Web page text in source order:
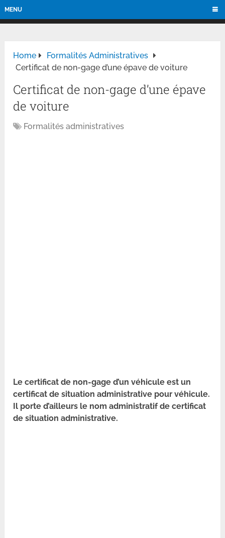
MENU
Home
Formalités Administratives
Certificat de non-gage d’une épave de voiture
Certificat de non-gage d’une épave
de voiture
Formalités administratives
Le certificat de non-gage d’un véhicule est un
certificat de situation administrative pour véhicule.
Il porte d’ailleurs le nom administratif de certificat
de situation administrative.